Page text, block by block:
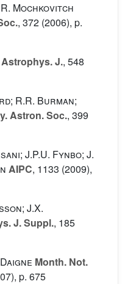
R. Mochkovitch
, 372 (2006), p.
Astrophys. J., 548
R.R. Burman;
Astron. Soc., 399
J.P.U. Fynbo; J.
AIPC, 1133 (2009),
J.X.
J. Suppl., 185
Month. Not.
p. 675